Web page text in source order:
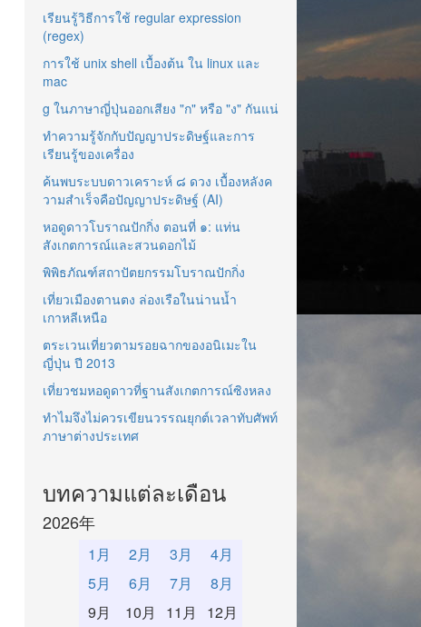
เรียนรู้วิธีการใช้ regular expression
(regex)
การใช้ unix shell เบื้องต้น ใน linux และ
mac
g ในภาษาญี่ปุ่นออกเสียง "ก" หรือ "ง" กันแน่
ทำความรู้จักกับปัญญาประดิษฐ์และการ
เรียนรู้ของเครื่อง
ค้นพบระบบดาวเคราะห์ ๘ ดวง เบื้องหลังค
วามสำเร็จคือปัญญาประดิษฐ์ (AI)
หอดูดาวโบราณปักกิ่ง ตอนที่ ๑: แท่น
สังเกตการณ์และสวนดอกไม้
พิพิธภัณฑ์สถาปัตยกรรมโบราณปักกิ่ง
เที่ยวเมืองตานตง ล่องเรือในน่านน้ำ
เกาหลีเหนือ
ตระเวนเที่ยวตามรอยฉากของอนิเมะใน
ญี่ปุ่น ปี 2013
เที่ยวชมหอดูดาวที่ฐานสังเกตการณ์ซิงหลง
ทำไมจึงไม่ควรเขียนวรรณยุกต์เวลาทับศัพท์
ภาษาต่างประเทศ
บทความแต่ละเดือน
2026年
1月 2月 3月
4月
5月
6月 7月
8月
9月
10月 11月 12月